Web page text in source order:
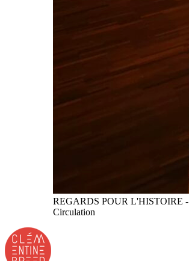
REGARDS POUR L'HISTOIRE -
Circulation